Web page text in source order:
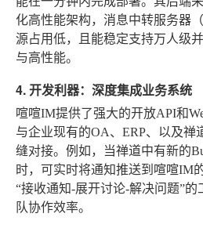
化高性能架构，消息中转服务器
源占用低，且能稳定支持万人级
与高性能。
4. 开发利器：深度集成业务系统
喧喧IM提供了强大的开放API和
与企业现有的OA、ERP、以及禅
缝对接。例如，当禅道中有新的
时，可实时将通知推送到喧喧IM
“接收通知-展开讨论-解决问题”的
队协作效率。